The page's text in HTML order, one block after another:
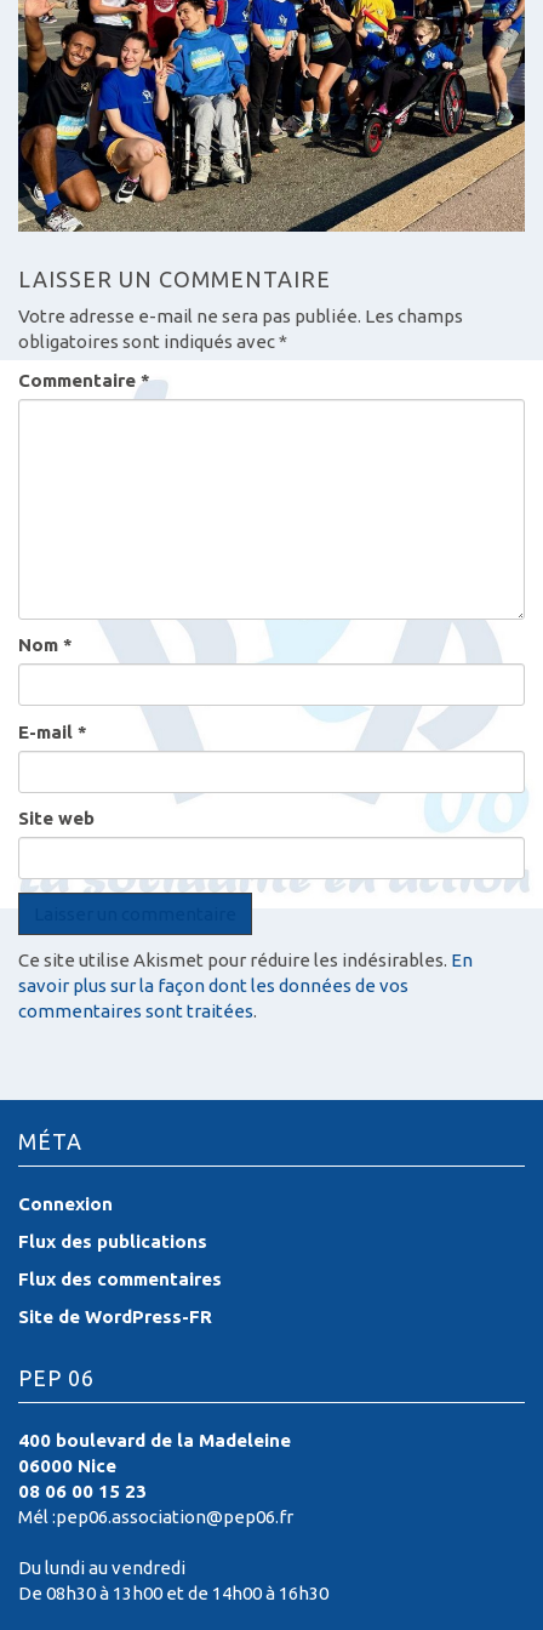
LAISSER UN COMMENTAIRE
Votre adresse e-mail ne sera pas publiée. Les champs
obligatoires sont indiqués avec*
Commentaire *
Nom *
E-mail *
Site web
Ce site utilise Akismet pour réduire les indésirables. En
savoir plus sur la façon dont les données de vos
commentaires sont traitées.
MÉTA
Connexion
Flux des publications
Flux des commentaires
Site de WordPress-FR
PEP 06
400 boulevard de la Madeleine
06000 Nice
08 06 00 15 23
Mél :pep06.association@pep06.fr
Du lundi au vendredi
De 08h30 à 13h00 et de 14h00 à 16h30